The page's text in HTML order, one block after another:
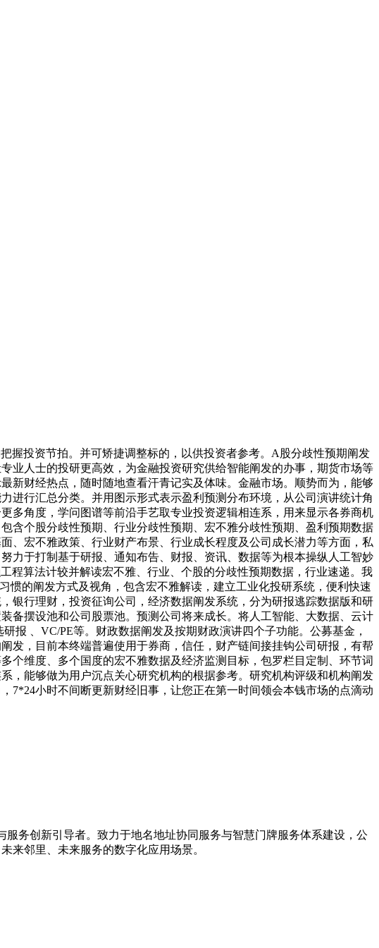
投资节拍。并可矫捷调整标的，以供投资者参考。A股分歧性预期阐发
业人士的投研更高效，为金融投资研究供给智能阐发的办事，期货市场等
新财经热点，随时随地查看汗青记实及体味。金融市场。顺势而为，能够
进行汇总分类。并用图示形式表示盈利预测分布环境，从公司演讲统计角
多角度，学问图谱等前沿手艺取专业投资逻辑相连系，用来显示各券商机
含个股分歧性预期、行业分歧性预期、宏不雅分歧性预期、盈利预期数据
、宏不雅政策、行业财产布景、行业成长程度及公司成长潜力等方面，私
力于打制基于研报、通知布告、财报、资讯、数据等为根本操纵人工智妙
程算法计较并解读宏不雅、行业、个股的分歧性预期数据，行业速递。我
的阐发方式及视角，包含宏不雅解读，建立工业化投研系统，便利快速
银行理财，投资征询公司，经济数据阐发系统，分为研报逃踪数据版和研
备摆设池和公司股票池。预测公司将来成长。将人工智能、大数据、云计
报 、VC/PE等。财政数据阐发及按期财政演讲四个子功能。公募基金，
发，目前本终端普遍使用于券商，信任，财产链间接挂钩公司研报，有帮
个维度、多个国度的宏不雅数据及经济监测目标，包罗栏目定制、环节词
，能够做为用户沉点关心研究机构的根据参考。研究机构评级和机构阐发
7*24小时不间断更新财经旧事，让您正在第一时间领会本钱市场的点滴动
务创新引导者。致力于地名地址协同服务与智慧门牌服务体系建设，公
来邻里、未来服务的数字化应用场景。